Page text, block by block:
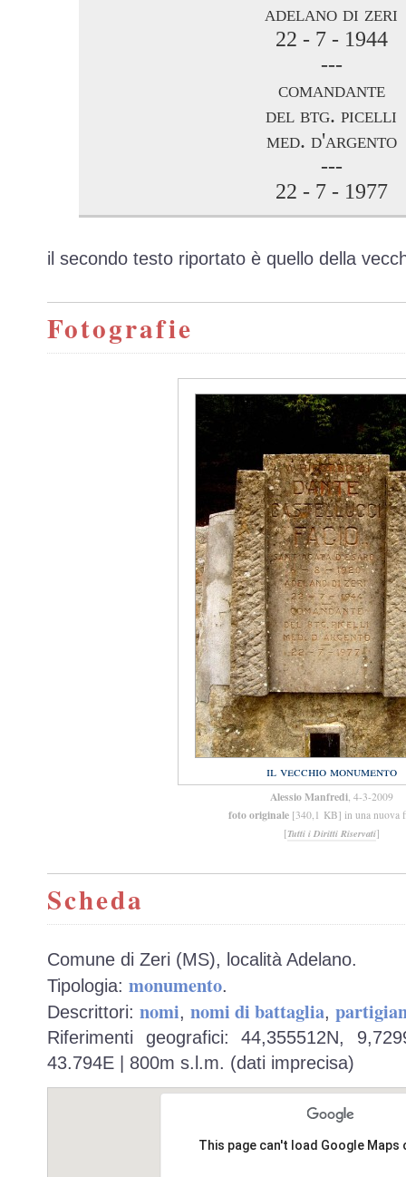
adelano di zeri
22 - 7 - 1944
---
comandante
del btg. picelli
med. d'argento
---
22 - 7 - 1977
il secondo testo riportato è quello della
Fotografie
il vecchio monumento
Alessio Manfredi, 4-3-2009
foto originale [340,1 KB] in una nuova
[Tutti i Diritti Riservati]
Scheda
Comune di Zeri (MS), località Adelano.
Tipologia: monumento.
Descrittori: nomi, nomi di battaglia,
Riferimenti geografici: 44,355512N,
43.794E | 800m s.l.m. (dati imprecisa)
This page can't load Google